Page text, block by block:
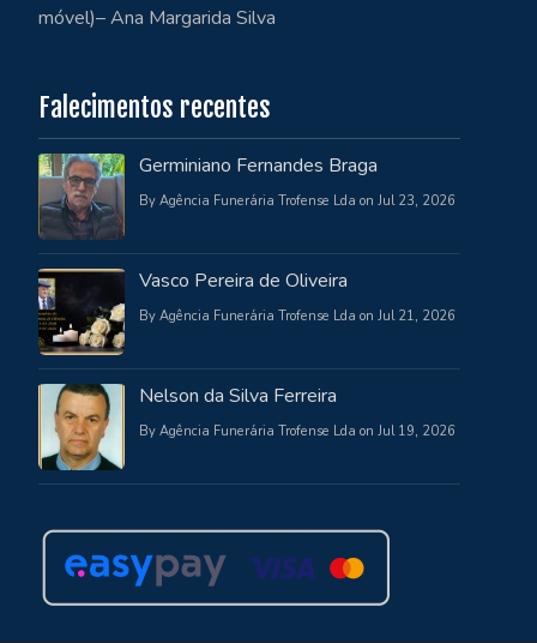
móvel)– Ana Margarida Silva
Falecimentos recentes
Germiniano Fernandes Braga
By Agência Funerária Trofense Lda on Jul 23, 2026
Vasco Pereira de Oliveira
By Agência Funerária Trofense Lda on Jul 21, 2026
Nelson da Silva Ferreira
By Agência Funerária Trofense Lda on Jul 19, 2026